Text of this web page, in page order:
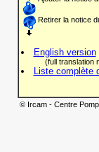
Retirer la notice
English version
(full translation
Liste complète
© Ircam - Centre